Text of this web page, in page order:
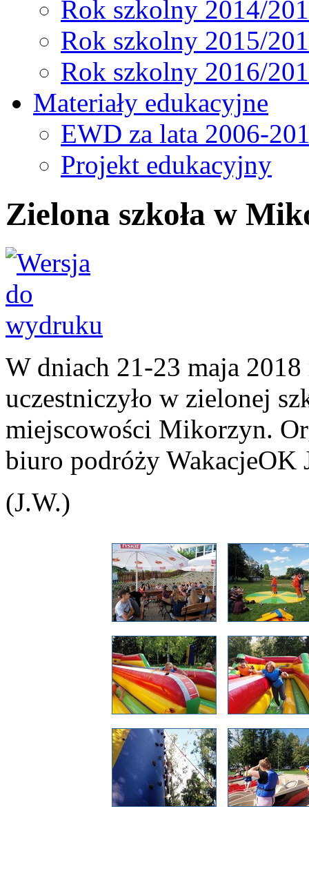
Rok szkolny 2014/
Rok szkolny 2015/
Rok szkolny 2016/
Materiały edukacyjne
EWD za lata 2006-
Projekt edukacyjny
Zielona szkoła w
W dniach 21-23 maja
uczestniczyło w zielonej
miejscowości Mikorzyn.
biuro podróży WakacjeOK
(J.W.)